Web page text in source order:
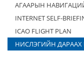
АГААРЫН
INTERNET SELF-
ICAO FLIGHT PLAN
НИСЛЭГИЙН ДАРААХ